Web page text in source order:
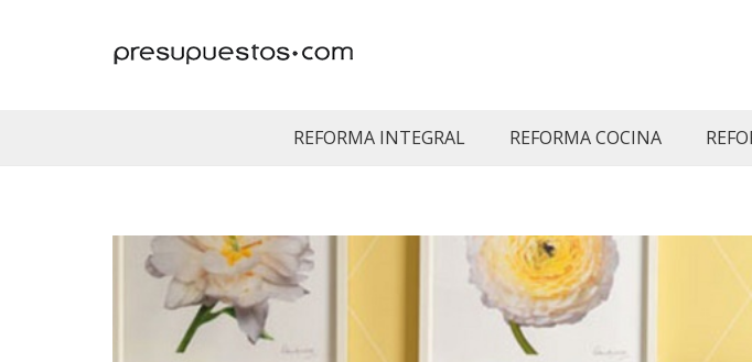
REFORMA INTEGRAL REFORMA COCINA